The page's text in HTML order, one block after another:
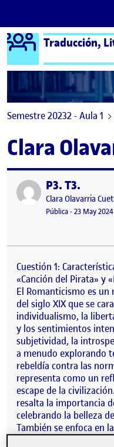
Saltar al contenido
Logo Ágora
Semestre 20232 - Aula 1
Clara
Publicado porP3. T3.
Publicado por
Clara Olavarria
Visibilidad:
Pública-Fecha de
23 May 2024
Cuestión 1:
«Canción del Pirata» y
El Romanticismo es
del siglo XIX que se
individualismo, la
y los sentimientos
subjetividad, la
a menudo explorando
rebeldía contra las
representa como un
escape de la
resalta la importancia
celebrando la belleza
También se enfoca en
emociones personales